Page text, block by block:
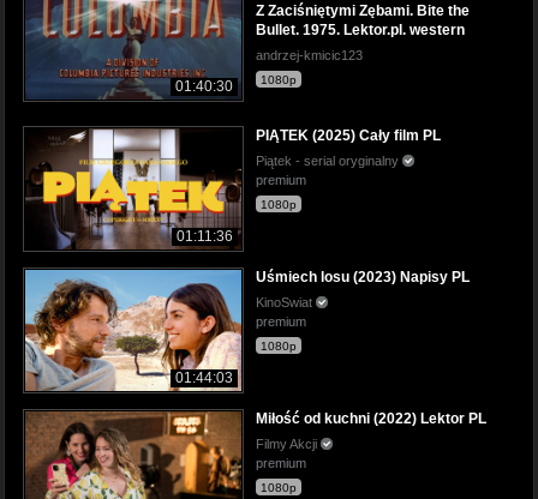
01:40:30
Z Zaciśniętymi Zębami. Bite the
Bullet. 1975. Lektor.pl. western
andrzej-kmicic123
1080p
01:11:36
PIĄTEK (2025) Cały film PL
Piątek - serial oryginalny
premium
1080p
01:44:03
Uśmiech losu (2023) Napisy PL
KinoSwiat
premium
1080p
Miłość od kuchni (2022) Lektor PL
Filmy Akcji
premium
1080p